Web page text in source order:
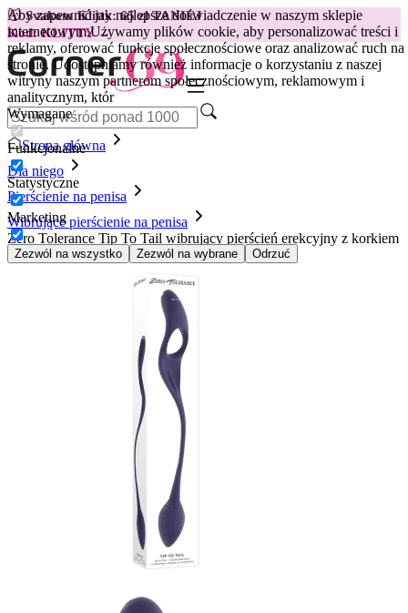
Aby zapewnić jak najlepsze doświadczenie w naszym sklepie
internetowym.Używamy plików cookie, aby personalizować treści i
reklamy, oferować funkcje społecznościowe oraz analizować ruch na
stronie. Udostępniamy również informacje o korzystaniu z naszej
witryny naszym partnerom społecznościowym, reklamowym i
analitycznym, któr
Wymagane
Funkcjonalne
Statystyczne
Marketing
Zezwól na wszystko Zezwól na wybrane Odrzuć
😽Svakom Klitty: 65 zł TANIEJ
Kod: KLITTY →
Strona główna
Dla niego
Pierścienie na penisa
Wibrujące pierścienie na penisa
Zero Tolerance Tip To Tail wibrujący pierścień erekcyjny z korkiem
analnym